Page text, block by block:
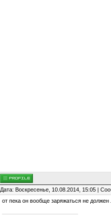
Дата: Воскресенье, 10.08.2014, 15:05 |
от пека он вообще заряжаться не должен